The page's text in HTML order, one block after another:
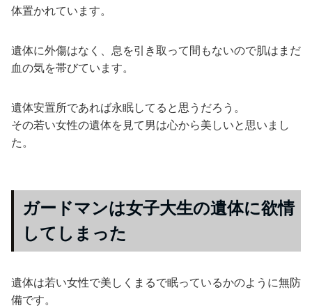
体置かれています。
遺体に外傷はなく、息を引き取って間もないので肌はまだ
血の気を帯びています。
遺体安置所であれば永眠してると思うだろう 。
その若い女性の遺体を見て男は心から美しいと思いまし
た。
ガードマンは女子大生の遺体に欲情
してしまった
遺体は若い女性で美しくまるで眠っているかのように無防
備です。